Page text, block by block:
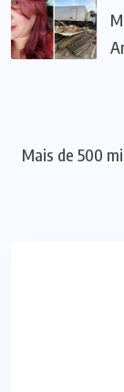
Mais de 500